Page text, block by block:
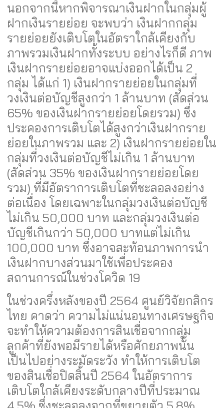
นอกจากนี้หากพิจารณาเงินฝากในกลุ่มผู้
ฝากเงินรายย่อย จะพบว่า เงินฝากกลุ่ม
รายย่อยยังเติบโตในอัตราใกล้เคียงกับ
ภาพรวมเงินฝากทั้งระบบ อย่างไรก็ดี ภาพ
เงินฝากรายย่อยอาจแบ่งออกได้เป็น 2
กลุ่ม ได้แก่ 1) เงินฝากรายย่อยในกลุ่มที่
วงเงินต่อบัญชีสูงกว่า 1 ล้านบาท (สัดส่วน
65% ของเงินฝากรายย่อยโดยรวม) ซึ่ง
ประคองการเติบโตได้สูงกว่าเงินฝากราย
ย่อยในภาพรวม และ 2) เงินฝากรายย่อยใน
กลุ่มที่วงเงินต่อบัญชีไม่เกิน 1 ล้านบาท
(สัดส่วน 35% ของเงินฝากรายย่อยโดย
รวม) ที่มีอัตราการเติบโตที่ชะลอลงอย่าง
ต่อเนื่อง โดยเฉพาะในกลุ่มวงเงินต่อบัญชี
ไม่เกิน 50,000 บาท และกลุ่มวงเงินต่อ
บัญชีเกินกว่า 50,000 บาทแต่ไม่เกิน
100,000 บาท ซึ่งอาจสะท้อนภาพการนำ
เงินฝากบางส่วนมาใช้เพื่อประคอง
สถานการณ์ในช่วงโควิด 19
ในช่วงครึ่งหลังของปี 2564 ศูนย์วิจัยกสิกร
ไทย คาดว่า ความไม่แน่นอนทางเศรษฐกิจ
จะทำให้ความต้องการสินเชื่อจากกลุ่ม
ลูกค้าที่ยังพอมีรายได้หรือศักยภาพนั้น
เป็นไปอย่างระมัดระวัง ทำให้การเติบโต
ของสินเชื่อปิดสิ้นปี 2564 ในอัตราการ
เติบโตใกล้เคียงระดับกลางปีที่ประมาณ